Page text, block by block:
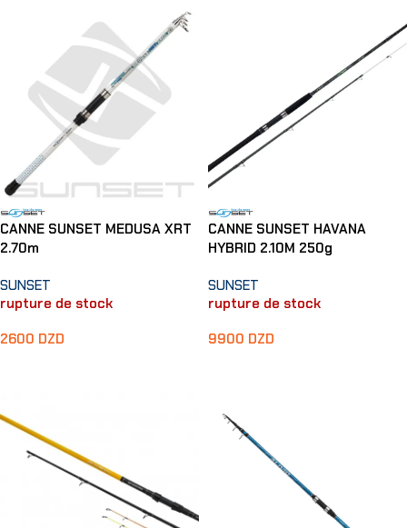
CANNE SUNSET MEDUSA XRT
2.70m
SUNSET
rupture de stock
2600 DZD
CANNE SUNSET HAVANA
HYBRID 2.10M 250g
SUNSET
rupture de stock
9900 DZD